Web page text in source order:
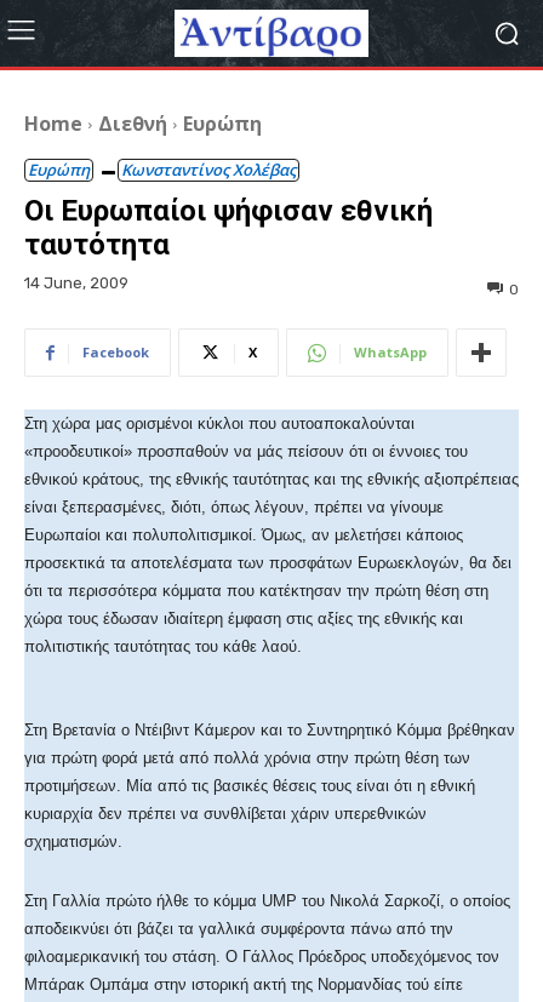
Home Διεθνή Ευρώπη
Ευρώπη Κωνσταντίνος Χολέβας
Οι Ευρωπαίοι ψήφισαν εθνική
ταυτότητα
14 June, 2009 0
Facebook X WhatsApp
Στη χώρα μας ορισμένοι κύκλοι που αυτοαποκαλούνται
«προοδευτικοί» προσπαθούν να μάς πείσουν ότι οι έννοιες του
εθνικού κράτους, της εθνικής ταυτότητας και της εθνικής αξιοπρέπειας
είναι ξεπερασμένες, διότι, όπως λέγουν, πρέπει να γίνουμε
Ευρωπαίοι και πολυπολιτισμικοί. Όμως, αν μελετήσει κάποιος
προσεκτικά τα αποτελέσματα των προσφάτων Ευρωεκλογών, θα δει
ότι τα περισσότερα κόμματα που κατέκτησαν την πρώτη θέση στη
χώρα τους έδωσαν ιδιαίτερη έμφαση στις αξίες της εθνικής και
πολιτιστικής ταυτότητας του κάθε λαού.
Στη Βρετανία ο Ντέιβιντ Κάμερον και το Συντηρητικό Κόμμα βρέθηκαν
για πρώτη φορά μετά από πολλά χρόνια στην πρώτη θέση των
προτιμήσεων. Μία από τις βασικές θέσεις τους είναι ότι η εθνική
κυριαρχία δεν πρέπει να συνθλίβεται χάριν υπερεθνικών
σχηματισμών.
Στη Γαλλία πρώτο ήλθε το κόμμα UMP του Νικολά Σαρκοζί, ο οποίος
αποδεικνύει ότι βάζει τα γαλλικά συμφέροντα πάνω από την
φιλοαμερικανική του στάση. Ο Γάλλος Πρόεδρος υποδεχόμενος τον
Μπάρακ Ομπάμα στην ιστορική ακτή της Νορμανδίας τού είπε